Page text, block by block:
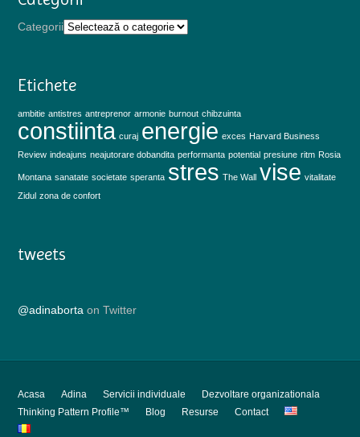
Categorii
Etichete
ambitie antistres antreprenor armonie burnout chibzuinta
constiinta curaj energie exces Harvard Business
Review indeajuns neajutorare dobandita performanta potential presiune ritm Rosia
Montana sanatate societate speranta stres The Wall vise vitalitate
Zidul zona de confort
tweets
@adinaborta on Twitter
Acasa Adina Servicii individuale
Dezvoltare organizationala
Thinking Pattern Profile™
Blog Resurse Contact